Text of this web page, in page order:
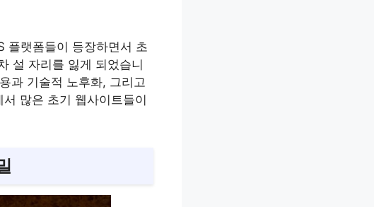
플랫폼들이 등장하면서 초
설 자리를 잃게 되었습니
과 기술적 노후화, 그리고
많은 초기 웹사이트들이